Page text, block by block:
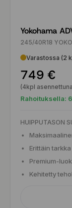
Yokohama
245/40R18
Varastossa (2
749 €
(4kpl
Rahoituksella:
HUIPPUTASON
Erittäin
Premium-
Kehitetty